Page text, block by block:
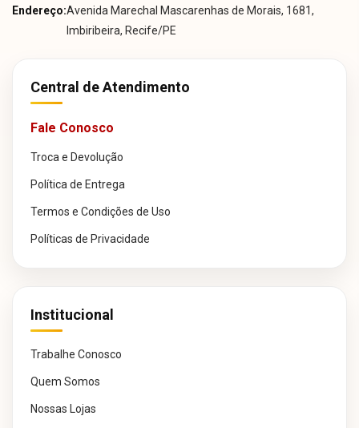
Endereço:Avenida Marechal Mascarenhas de Morais, 1681,
Imbiribeira, Recife/PE
Central de Atendimento
Fale Conosco
Troca e Devolução
Política de Entrega
Termos e Condições de Uso
Políticas de Privacidade
Institucional
Trabalhe Conosco
Quem Somos
Nossas Lojas